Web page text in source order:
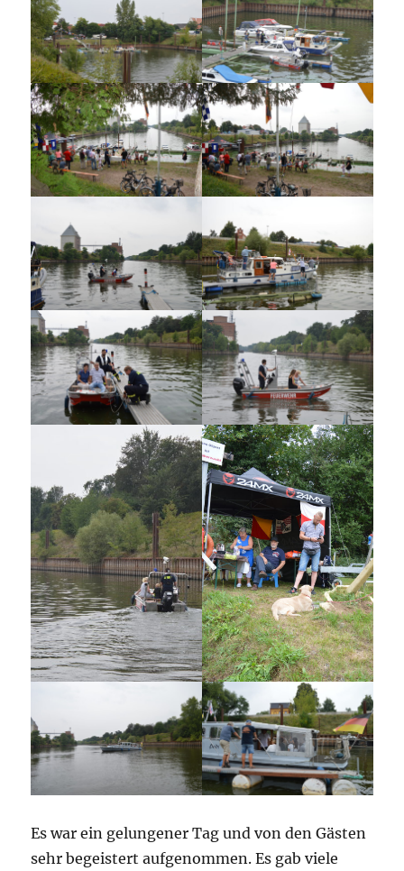
Es war ein gelungener Tag und von den Gästen
sehr begeistert aufgenommen. Es gab viele